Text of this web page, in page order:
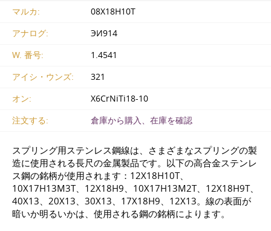
マルカ:
08Х18Н10Т
アナログ:
ЭИ914
W. 番号:
1.4541
アイシ・ウンズ:
321
オン:
X6CrNiTi18-10
注文する:
倉庫から購入、在庫を確認
スプリング用ステンレス鋼線は、さまざまなスプリングの製
造に使用される長尺の金属製品です。以下の高合金ステンレ
ス鋼の銘柄が使用されます：12Х18Н10Т、
10Х17Н13М3Т、12Х18Н9、10Х17Н13М2Т、12Х18Н9Т、
40Х13、20Х13、30Х13、17Х18Н9、12Х13。線の表面が
暗いか明るいかは、使用される鋼の銘柄によります。